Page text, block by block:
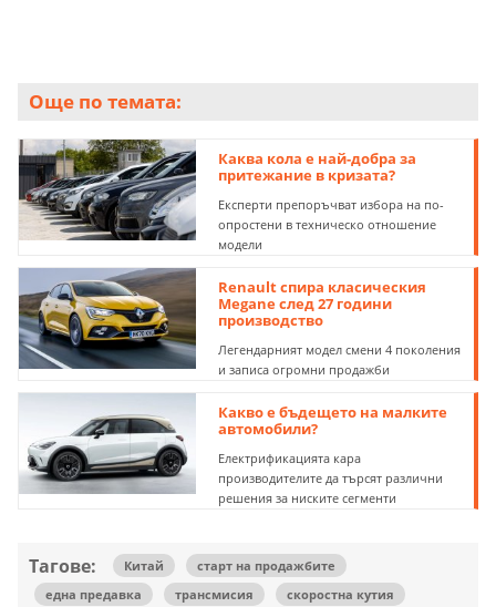
Още по темата:
Каква кола е най-добра за
притежание в кризата?
Експерти препоръчват избора на по-
опростени в техническо отношение
модели
Renault спира класическия
Megane след 27 години
производство
Легендарният модел смени 4 поколения
и записа огромни продажби
Какво е бъдещето на малките
автомобили?
Електрификацията кара
производителите да търсят различни
решения за ниските сегменти
Тагове: Китай
старт на продажбите
една предавка
трансмисия
скоростна кутия